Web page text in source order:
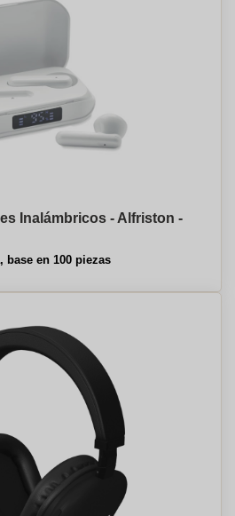
Inalámbricos - Alfriston -
base en 100 piezas